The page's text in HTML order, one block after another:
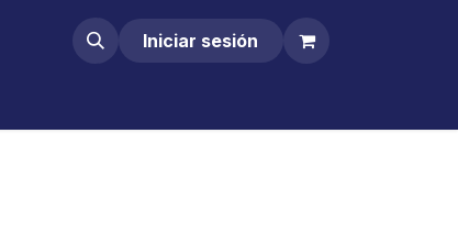
Iniciar sesión